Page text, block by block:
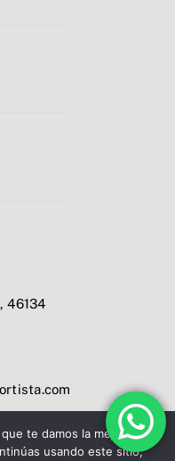
46134
te damos la mejor
usando este sitio,